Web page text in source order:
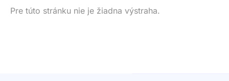
Pre túto stránku nie je žiadna výstraha.